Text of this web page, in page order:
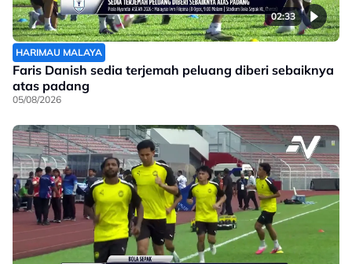
02:33
HARIMAU MALAYA
Faris Danish sedia terjemah peluang diberi sebaiknya
atas padang
05/08/2026